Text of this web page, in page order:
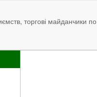
торгові майданчики по